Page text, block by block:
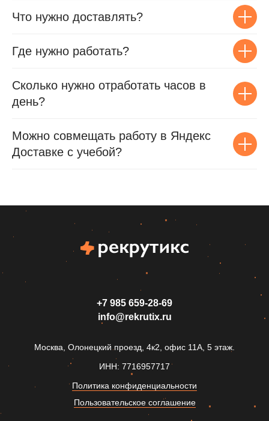
Что нужно доставлять?
Где нужно работать?
Сколько нужно отработать часов в
день?
Можно совмещать работу в Яндекс
Доставке с учебой?
+7 985 659‑28-69
info@rekrutix.ru
Москва, Олонецкий проезд, 4к2, офис 11А, 5 этаж.
ИНН: 7716957717
Политика конфиденциальности
Пользовательское соглашение